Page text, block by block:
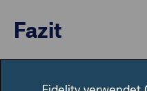
Fazit
bei mehr Übersicht und